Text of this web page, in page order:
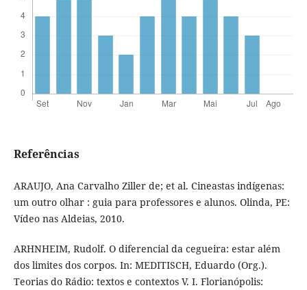
Referências
ARAUJO, Ana Carvalho Ziller de; et al. Cineastas indígenas:
um outro olhar : guia para professores e alunos. Olinda, PE:
Vídeo nas Aldeias, 2010.
ARHNHEIM, Rudolf. O diferencial da cegueira: estar além
dos limites dos corpos. In: MEDITISCH, Eduardo (Org.).
Teorias do Rádio: textos e contextos V. I. Florianópolis: